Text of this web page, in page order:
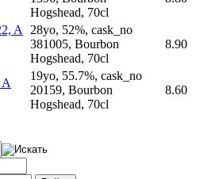
Hogshead, 70cl
A 28yo, 52%, cask_no
381005, Bourbon
Hogshead, 70cl
8.90
A
19yo, 55.7%, cask_no
20159, Bourbon
Hogshead, 70cl
8.60